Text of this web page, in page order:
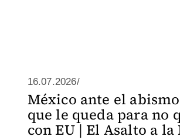
16.07.2026/
México ante el
que le queda para no
con EU | El Asalto a la